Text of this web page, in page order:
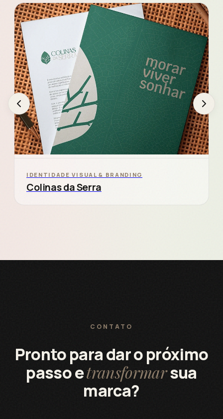
IDENTIDADE VISUAL & BRANDING
Colinas da Serra
CONTATO
Pronto para dar o próximo
passo etransformarsua
marca?